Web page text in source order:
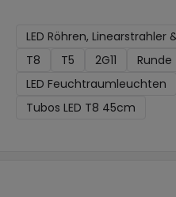
LED Röhren,
T8
T5 2G11
Runde
LED Feuchtraumleuchten
Tubos LED T8 45cm